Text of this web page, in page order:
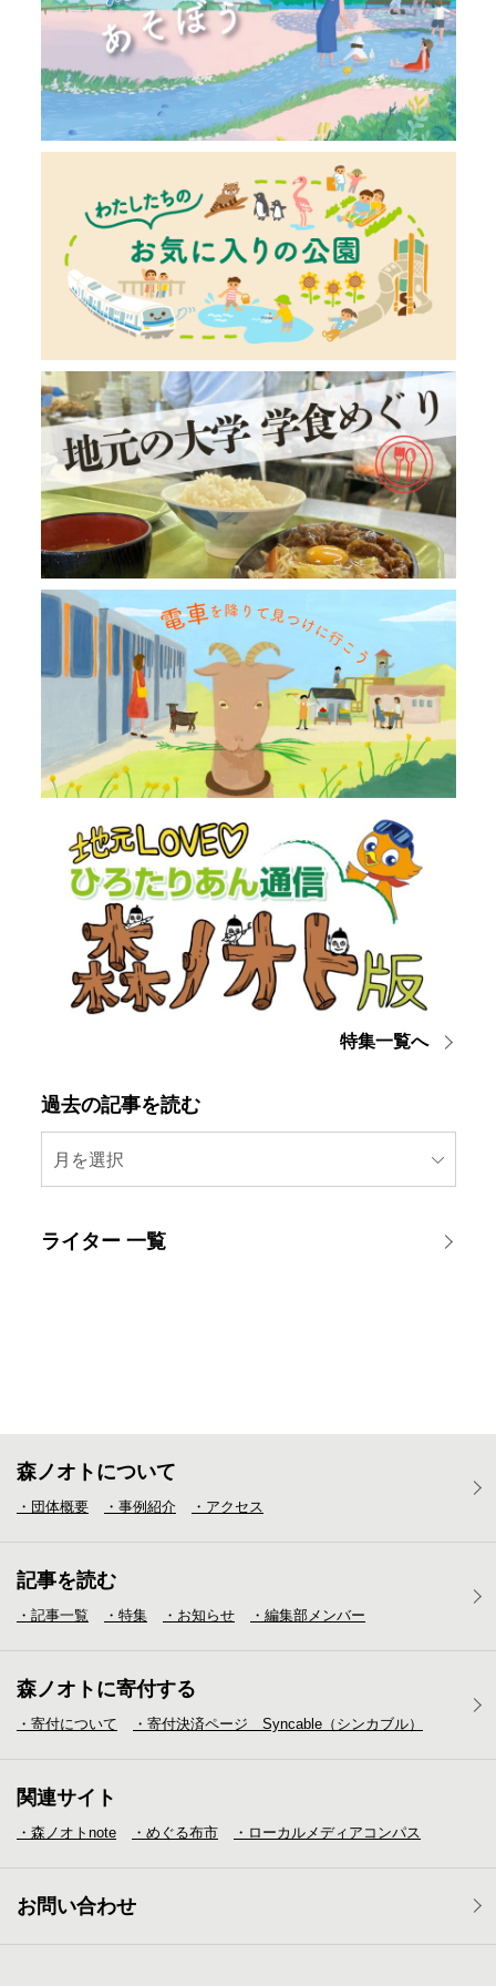
特集一覧へ
過去の記事を読む
月を選択
ライター 一覧
森ノオトについて
・団体概要 ・事例紹介 ・アクセス
記事を読む
・記事一覧 ・特集 ・お知らせ ・編集部メンバー
森ノオトに寄付する
・寄付について ・寄付決済ページ Syncable（シンカブル）
関連サイト
・森ノオトnote ・めぐる布市 ・ローカルメディア コンパス
お問い合わせ